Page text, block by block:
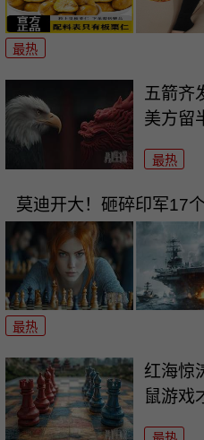
最热
五箭齐
美方留
最热
莫迪开大！砸碎印军17
最热
红海惊
鼠游戏